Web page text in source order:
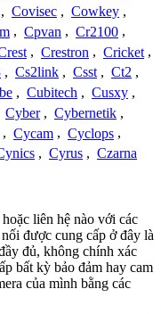
, Covisec , Cowkey ,
, Cpvan , Cr2100 ,
, Crestron , Cricket ,
, Cs2link , Csst , Ct2 ,
, Cubitech , Cusxy ,
Cyber , Cybernetik ,
, Cycam , Cyclops ,
, Cyrus , Czarna
liên hệ nào với các
được cung cấp ở đây là
đủ, không chính xác
bất kỳ bảo đảm hay cam
của mình bằng các